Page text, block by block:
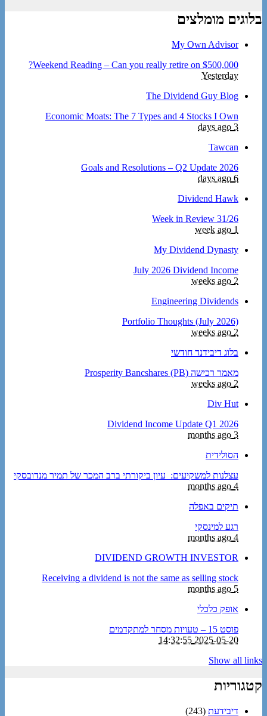
בלוגים מומלצים
My Own Advisor
Weekend Reading – Can you really retire on $500,000?
Yesterday
The Dividend Guy Blog
Economic Moats: The 7 Types and 4 Stocks I Own
3 days ago
Tawcan
2026 Goals and Resolutions – Q2 Update
6 days ago
Dividend Hawk
Week in Review 31/26
1 week ago
My Dividend Dynasty
July 2026 Dividend Income
2 weeks ago
Engineering Dividends
Portfolio Thoughts (July 2026)
2 weeks ago
בלוג דיבידנד חודשי
מאמר רכישה Prosperity Bancshares (PB)
2 weeks ago
Div Hut
Dividend Income Update Q1 2026
3 months ago
הסולידית
עצלנות למשקיעים: עיון ביקורתי ברב המכר של תמיר מנדובסקי
4 months ago
תיקים באפלה
רגע למינסקי
4 months ago
DIVIDEND GROWTH INVESTOR
Receiving a dividend is not the same as selling stock
5 months ago
אופק כלכלי
פוסט 15 – טעויות מסחר למתקדמים
2025-05-20 14:32:55
Show all links
קטגוריות
דיבידעת (243)